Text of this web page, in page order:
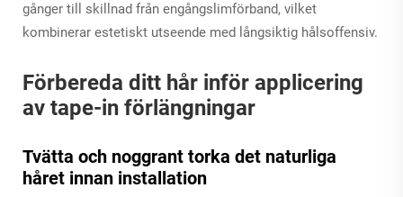
gånger till skillnad från engångslimförband, vilket
kombinerar estetiskt utseende med långsiktig hålsoffensiv.
Förbereda ditt hår inför applicering
av tape-in förlängningar
Tvätta och noggrant torka det naturliga
håret innan installation